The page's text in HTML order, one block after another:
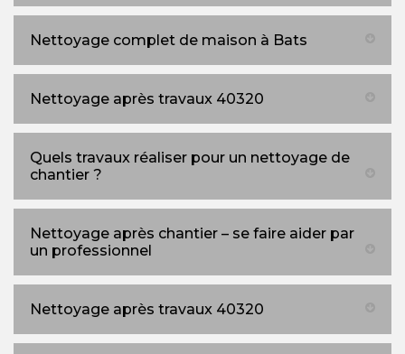
Nettoyage complet de maison à Bats
Nettoyage après travaux 40320
Quels travaux réaliser pour un nettoyage de
chantier ?
Nettoyage après chantier – se faire aider par
un professionnel
Nettoyage après travaux 40320